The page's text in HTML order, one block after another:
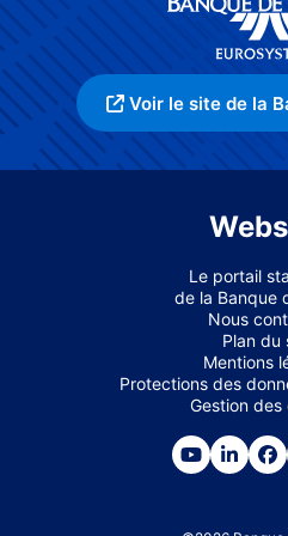
Voir le site de la
Le portail
de la Banque
Nous
Plan du
Mentions
Protections des
Gestion des